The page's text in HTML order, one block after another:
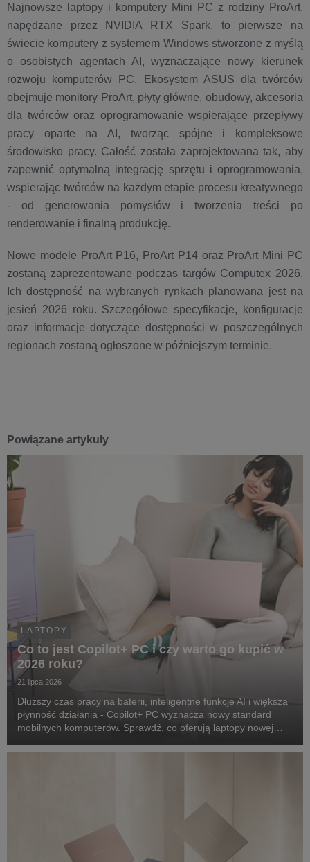
Najnowsze laptopy i komputery Mini PC z rodziny ProArt,
napędzane przez NVIDIA RTX Spark, to pierwsze na
świecie komputery z systemem Windows stworzone z myślą
o osobistych agentach AI, wyznaczające nowy kierunek
rozwoju komputerów PC. Ekosystem ASUS dla twórców
obejmuje monitory ProArt, płyty główne, obudowy, akcesoria
dla twórców oraz oprogramowanie wspierające przepływy
pracy oparte na AI, tworząc spójne i kompleksowe
środowisko pracy. Całość została zaprojektowana tak, aby
zapewnić optymalną integrację sprzętu i oprogramowania,
wspierając twórców na każdym etapie procesu kreatywnego
- od generowania pomysłów i tworzenia treści po
renderowanie i finalną produkcję.
Nowe modele ProArt P16, ProArt P14 oraz ProArt Mini PC
zostaną zaprezentowane podczas targów Computex 2026.
Ich dostępność na wybranych rynkach planowana jest na
jesień 2026 roku. Szczegółowe specyfikacje, konfiguracje
oraz informacje dotyczące dostępności w poszczególnych
regionach zostaną ogłoszone w późniejszym terminie.
Powiązane artykuły
LAPTOPY
Co to jest Copilot+ PC i czy warto go kupić w
2026 roku?
21 lipca 2026
Dłuższy czas pracy na baterii, inteligentne funkcje AI i większa
płynność działania - Copilot+ PC wyznacza nowy standard
mobilnych komputerów. Sprawdź, co oferują laptopy nowej